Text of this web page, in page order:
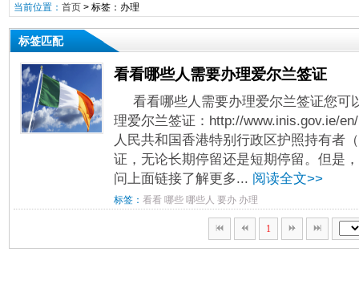
当前位置： 首页> 标签：办理
标签匹配
看看哪些人需要办理爱尔兰签证
看看哪些人需要办理爱尔兰签证您可
理爱尔兰签证：http://www.inis.gov.ie/
人民共和国香港特别行政区护照持有者
证，无论长期停留还是短期停留。但是
问上面链接了解更多... 阅读全文>>
标签： 看看 哪些 哪些人 要办 办理
1